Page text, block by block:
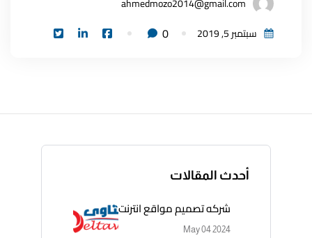
أحدث المقالات
شركه تصميم مواقع انترنت
May 04 2024
سبتمبر 5, 2019
0